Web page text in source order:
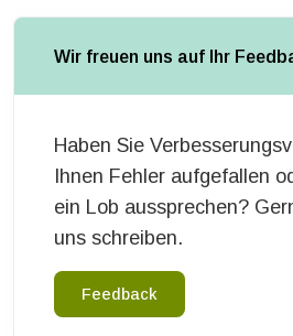
Wir freuen uns auf Ihr
Haben Sie
Ihnen Fehler aufgefallen
ein Lob aussprechen?
uns schreiben.
Feedback